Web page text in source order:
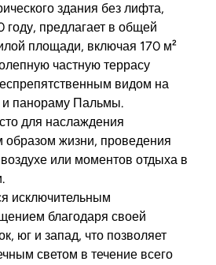
здания без лифта,
году, предлагает в общей
площади, включая 170 м²
частную террасу
видом на
и панораму Пальмы.
для наслаждения
образом жизни, проведения
или моментов отдыха в
исключительным
благодаря своей
юг и запад, что позволяет
светом в течение всего